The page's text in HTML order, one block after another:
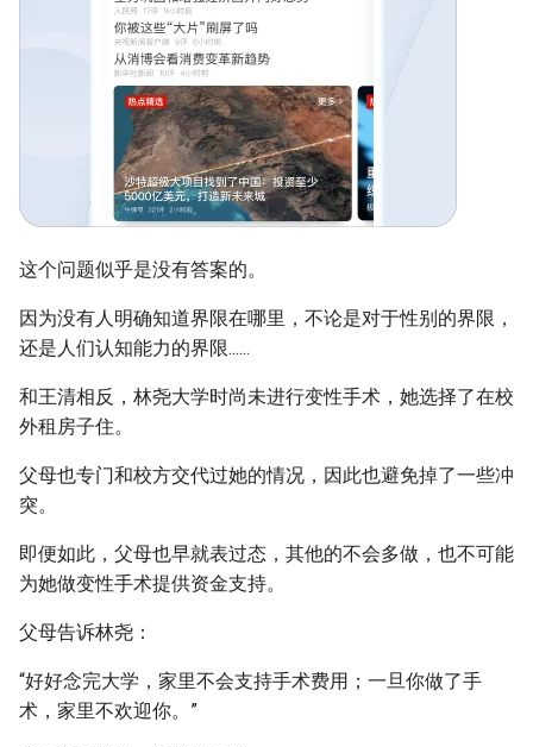
这个问题似乎是没有答案的。
因为没有人明确知道界限在哪里，不论是对于性别的界限，
还是人们认知能力的界限......
和王清相反，林尧大学时尚未进行变性手术，她选择了在校
外租房子住。
父母也专门和校方交代过她的情况，因此也避免掉了一些冲
突。
即便如此，父母也早就表过态，其他的不会多做，也不可能
为她做变性手术提供资金支持。
父母告诉林尧：
“好好念完大学，家里不会支持手术费用；一旦你做了手
术，家里不欢迎你。”